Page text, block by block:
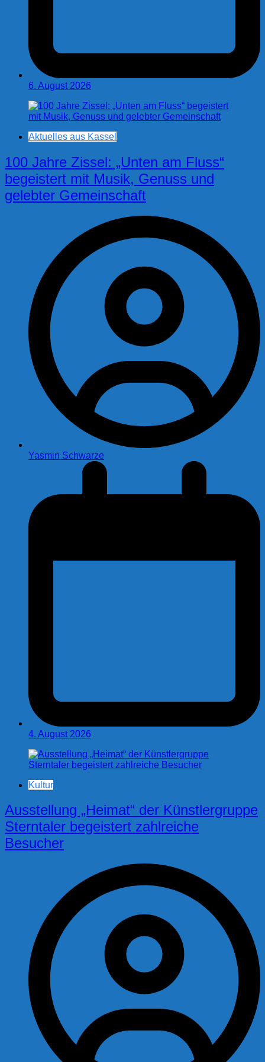
6. August 2026
Aktuelles aus Kassel
100 Jahre Zissel: „Unten am Fluss“
begeistert mit Musik, Genuss und
gelebter Gemeinschaft
Yasmin Schwarze
4. August 2026
Kultur
Ausstellung „Heimat“ der Künstlergruppe
Sterntaler begeistert zahlreiche
Besucher